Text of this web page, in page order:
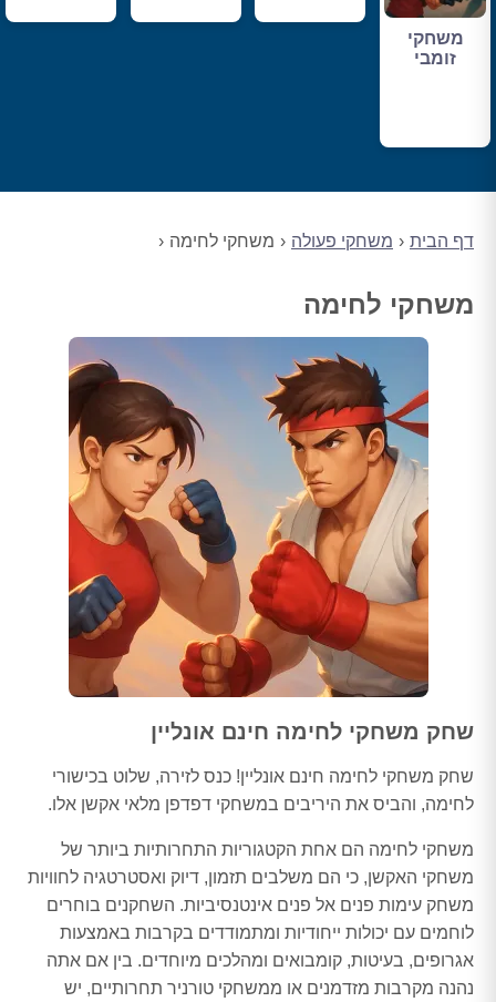
דף הבית משחקי פעולה משחקי לחימה
משחקי לחימה
שחק משחקי לחימה חינם אונליין
שחק משחקי לחימה חינם אונליין! כנס לזירה, שלוט בכישורי
לחימה, והביס את היריבים במשחקי דפדפן מלאי אקשן אלו.
משחקי לחימה הם אחת הקטגוריות התחרותיות ביותר של
משחקי האקשן, כי הם משלבים תזמון, דיוק ואסטרטגיה לחוויות
משחק עימות פנים אל פנים אינטנסיביות. השחקנים בוחרים
לוחמים עם יכולות ייחודיות ומתמודדים בקרבות באמצעות
אגרופים, בעיטות, קומבואים ומהלכים מיוחדים. בין אם אתה
נהנה מקרבות מזדמנים או ממשחקי טורניר תחרותיים, יש
משחקי
זומבי